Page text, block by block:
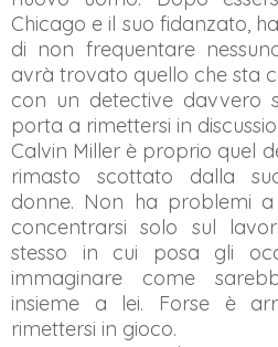
Chicago e il suo fidanzato,
di non frequentare
avrà trovato quello che sta
con un detective davvero
porta a rimettersi in
Calvin Miller è proprio quel
rimasto scottato dalla
donne. Non ha problemi
concentrarsi solo sul
stesso in cui posa gli
immaginare come
insieme a lei. Forse è
rimettersi in gioco.